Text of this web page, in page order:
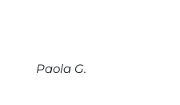
Paola G.